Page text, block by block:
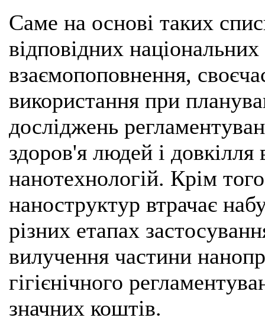
Саме на основі таких
відповідних
взаємопоповнення,
використання при
досліджень
здоров'я людей і
нанотехнологій. Крім
наноструктур втрачає
різних етапах
вилучення частини
гігієнічного
значних коштів.